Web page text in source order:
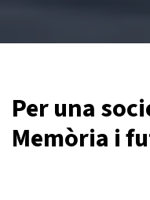
Per una
Memòria i